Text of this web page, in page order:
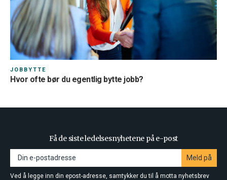
JOBBYTTE
Hvor ofte bør du egentlig bytte jobb?
Få de siste ledelsesnyhetene på e-post
Meld på
Ved å legge inn din epost-adresse, samtykker du til å motta nyhetsbrev